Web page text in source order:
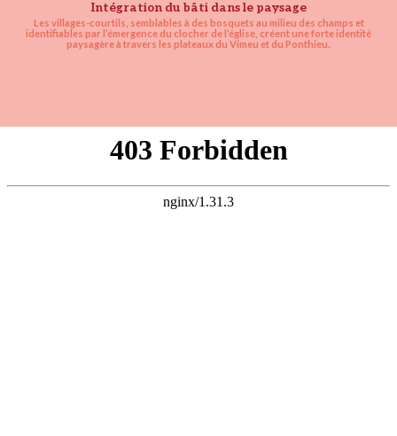
Intégration du bâti dans le paysage
Les villages-courtils, semblables à des bosquets au milieu des champs et
identifiables par l’émergence du clocher de l’église, créent une forte identité
paysagère à travers les plateaux du Vimeu et du Ponthieu.